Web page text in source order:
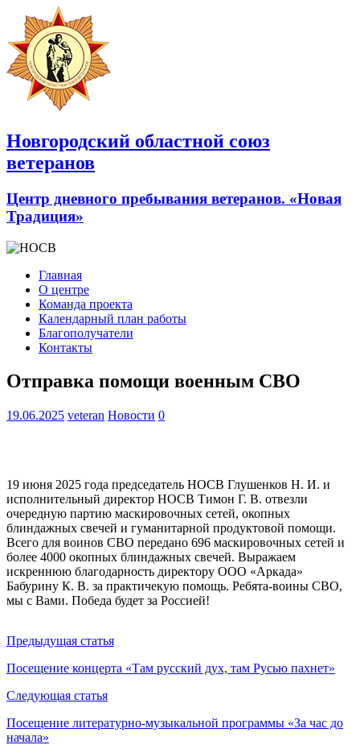
Новгородский областной союз
ветеранов
Центр дневного пребывания ветеранов. «Новая
Традиция»
Главная
О центре
Команда проекта
Календарный план работы
Благополучатели
Контакты
Отправка помощи военным СВО
19.06.2025 veteran Новости 0
19 июня 2025 года председатель НОСВ Глушенков Н. И. и
исполнительный директор НОСВ Тимон Г. В. отвезли
очередную партию маскировочных сетей, окопных
блиндажных свечей и гуманитарной продуктовой помощи.
Всего для воинов СВО передано 696 маскировочных сетей и
более 4000 окопных блиндажных свечей. Выражаем
искреннюю благодарность директору ООО «Аркада»
Бабурину К. В. за практичекую помощь. Ребята-воины СВО,
мы с Вами. Победа будет за Россией!
Предыдущая статья
Посещение концерта «Там русский дух, там Русью пахнет»
Следующая статья
Посещение литературно-музыкальной программы «За час до
начала»